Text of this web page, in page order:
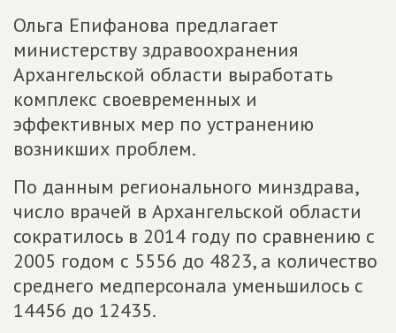
Ольга Епифанова предлагает
министерству здравоохранения
Архангельской области выработать
комплекс своевременных и
эффективных мер по устранению
возникших проблем.
По данным регионального минздрава,
число врачей в Архангельской области
сократилось в 2014 году по сравнению с
2005 годом с 5556 до 4823, а количество
среднего медперсонала уменьшилось с
14456 до 12435.